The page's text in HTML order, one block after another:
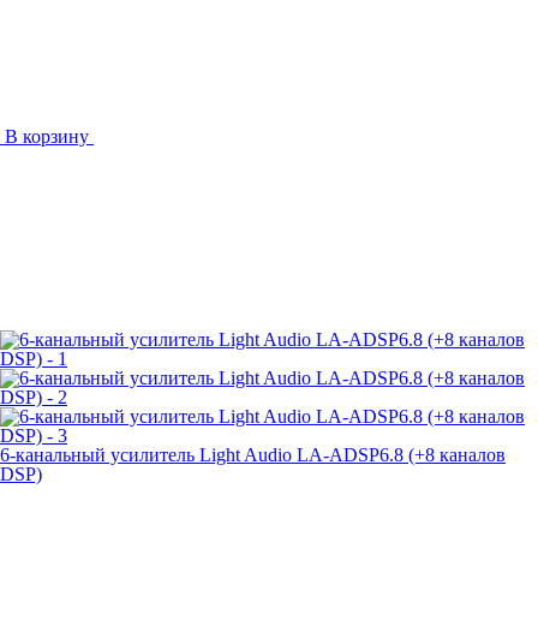
В корзину
6-канальный усилитель Light Audio LA-ADSP6.8 (+8 каналов
DSP)